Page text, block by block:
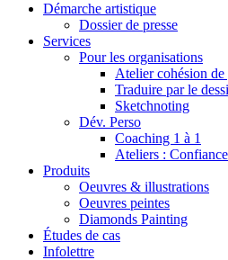
Démarche artistique
Dossier de presse
Services
Pour les organisations
Atelier cohésion de
Traduire par le
Sketchnoting
Dév. Perso
Coaching 1 à 1
Ateliers :
Produits
Oeuvres & illustrations
Oeuvres peintes
Diamonds Painting
Études de cas
Infolettre